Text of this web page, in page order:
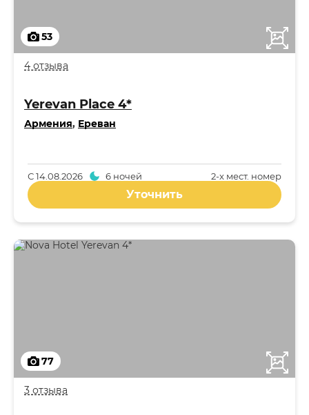
53
4 отзыва
Yerevan Place 4*
Армения, Ереван
2-x мест. номер
С14.08.2026 6 ночей
Уточнить
77
3 отзыва